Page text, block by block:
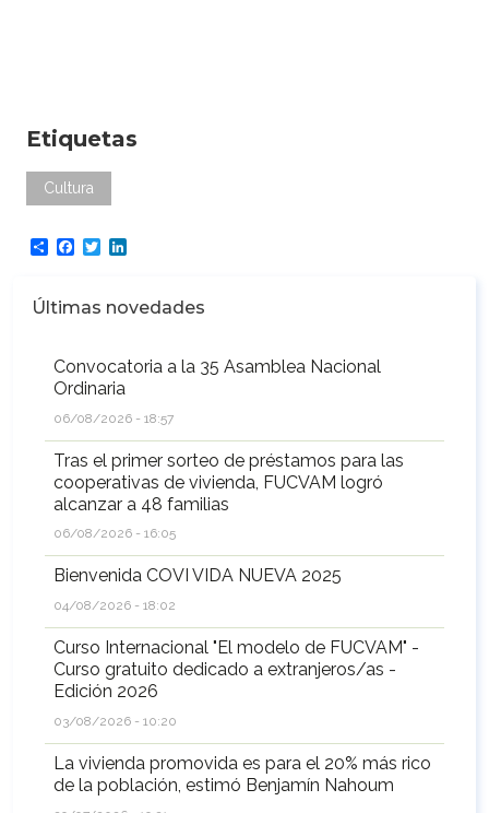
Etiquetas
Cultura
ShareFacebook
Twitter
Últimas novedades
Convocatoria a la 35 Asamblea Nacional
Ordinaria
06/08/2026 - 18:57
Tras el primer sorteo de préstamos para las
cooperativas de vivienda, FUCVAM logró
alcanzar a 48 familias
06/08/2026 - 16:05
Bienvenida COVI VIDA NUEVA 2025
04/08/2026 - 18:02
Curso Internacional "El modelo de FUCVAM" -
Curso gratuito dedicado a extranjeros/as -
Edición 2026
03/08/2026 - 10:20
La vivienda promovida es para el 20% más rico
de la población, estimó Benjamín Nahoum